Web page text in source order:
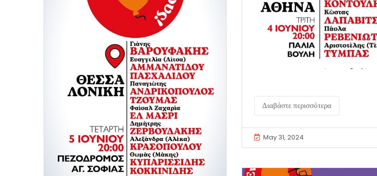
Διαβάστε περισσότερα
May 31, 2024